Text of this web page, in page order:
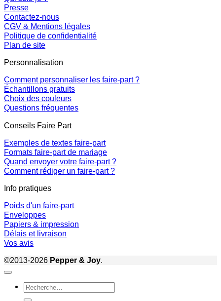
Presse
Contactez-nous
CGV & Mentions légales
Politique de confidentialité
Plan de site
Personnalisation
Comment personnaliser les faire-part ?
Échantillons gratuits
Choix des couleurs
Questions fréquentes
Conseils Faire Part
Exemples de textes faire-part
Formats faire-part de mariage
Quand envoyer votre faire-part ?
Comment rédiger un faire-part ?
Info pratiques
Poids d'un faire-part
Enveloppes
Papiers & impression
Délais et livraison
Vos avis
©2013-2026 Pepper & Joy.
Recherche